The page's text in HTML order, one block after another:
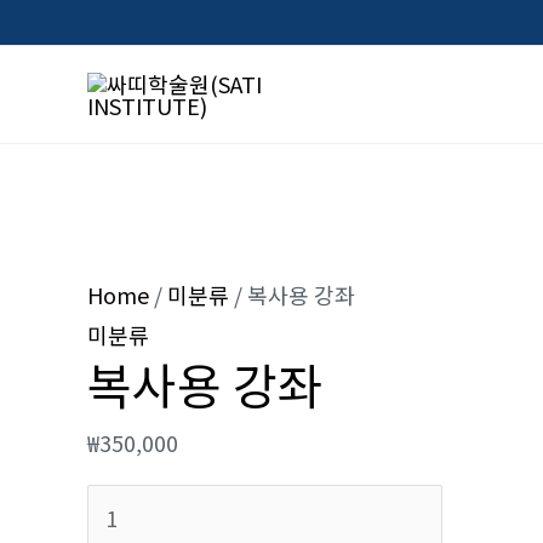
Home/미분류 / 복사용 강좌
미분류
복사용 강좌
₩350,000
사
용
강
좌
quantity